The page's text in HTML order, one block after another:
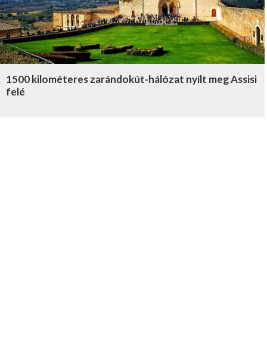
1500 kilométeres zarándokút-hálózat nyílt meg Assisi
felé